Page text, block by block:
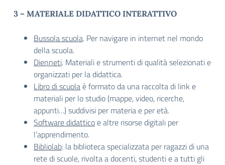
3 – MATERIALE DIDATTICO INTERATTIVO
Bussola scuola. Per navigare in internet nel mondo
della scuola.
Dienneti. Materiali e strumenti di qualità selezionati e
organizzati per la didattica.
Libro di scuolaè formato da una raccolta di link e
materiali per lo studio (mappe, video, ricerche,
appunti…) suddivisi per materia e per età.
Software didatticoe altre risorse digitali per
l’apprendimento.
Bibliolab: la biblioteca specializzata per ragazzi di una
rete di scuole, rivolta a docenti, studenti e a tutti gli